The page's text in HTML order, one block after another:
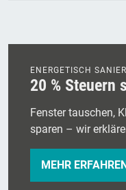
ENERGETISCH
20 % Steuern
Fenster tauschen,
sparen – wir
MEHR